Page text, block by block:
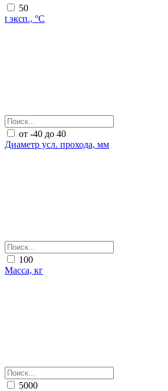
50
t эксп., °C
от -40 до 40
Диаметр усл. прохода, мм
100
Масса, кг
5000